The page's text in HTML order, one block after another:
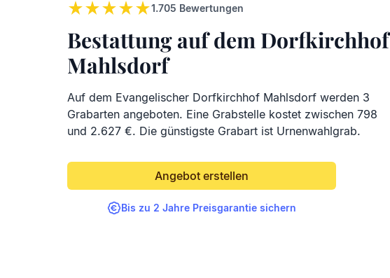
1.705 Bewertungen
Bestattung auf dem Dorfkirchhof
Mahlsdorf
Auf dem Evangelischer Dorfkirchhof Mahlsdorf werden 3
Grabarten angeboten. Eine Grabstelle kostet zwischen 798
und 2.627 €. Die günstigste Grabart ist Urnenwahlgrab.
Angebot erstellen
Bis zu 2 Jahre Preisgarantie sichern